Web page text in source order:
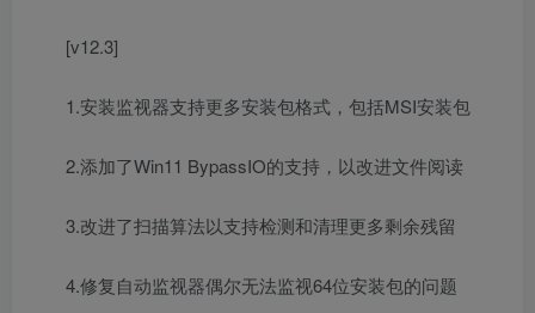
[v12.3]
1.安装监视器支持更多安装包格式，包括MSI安装包
2.添加了Win11 BypassIO的支持，以改进文件阅读
3.改进了扫描算法以支持检测和清理更多剩余残留
4.修复自动监视器偶尔无法监视64位安装包的问题